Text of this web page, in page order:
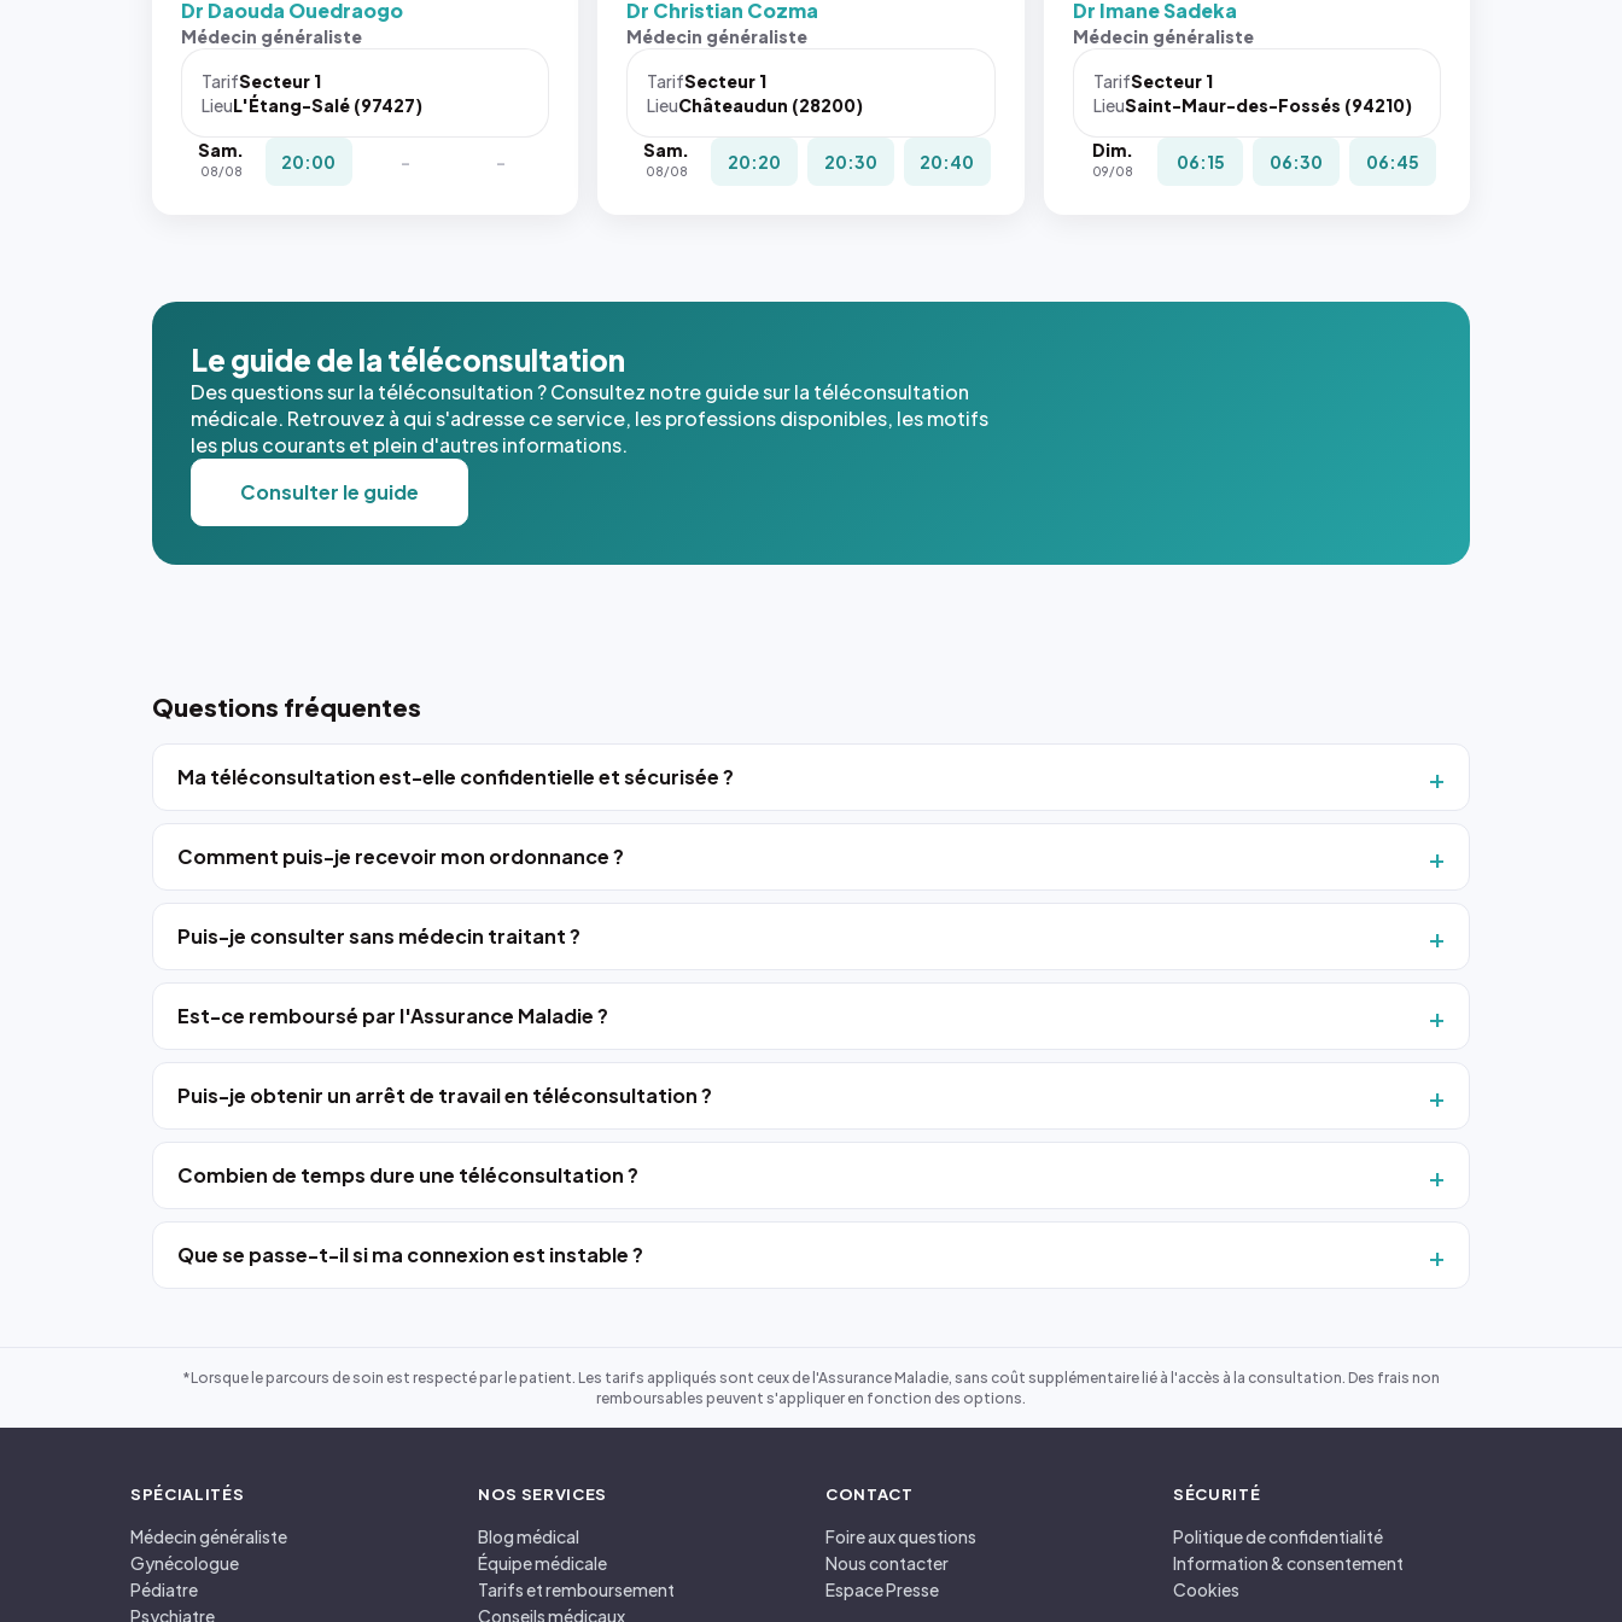
Dr Daouda Ouedraogo
Médecin généraliste
TarifSecteur 1
LieuL'Étang-Salé (97427)
Sam.
08/08 20:00 - -
Sans ces
navigateur
pas la
place, et
cas. #}
Dr Christian Cozma
Médecin généraliste
TarifSecteur 1
LieuChâteaudun (28200)
Sam.
08/08 20:20 20:30 20:40
Sans ces
navigateur
pas la
place, et
Dr Imane Sadeka
Médecin généraliste
TarifSecteur 1
LieuSaint-Maur-des-Fossés (94210)
Dim.
09/08 06:15 06:30 06:45
Le guide de la téléconsultation
Des questions sur la téléconsultation ? Consultez notre guide sur la téléconsultation
médicale. Retrouvez à qui s'adresse ce service, les professions disponibles, les motifs
les plus courants et plein d'autres informations.
Consulter le guide
Questions fréquentes
Ma téléconsultation est-elle confidentielle et sécurisée ?
Comment puis-je recevoir mon ordonnance ?
Puis-je consulter sans médecin traitant ?
Est-ce remboursé par l'Assurance Maladie ?
Puis-je obtenir un arrêt de travail en téléconsultation ?
Combien de temps dure une téléconsultation ?
Que se passe-t-il si ma connexion est instable ?
*Lorsque le parcours de soin est respecté par le patient. Les tarifs appliqués sont ceux de l'Assurance Maladie, sans coût supplémentaire lié à l'accès à la consultation. Des frais non
remboursables peuvent s'appliquer en fonction des options.
SPÉCIALITÉS
Médecin généraliste
Gynécologue
Pédiatre
Psychiatre
NOS SERVICES
Blog médical
Équipe médicale
Tarifs et remboursement
Conseils médicaux
CONTACT
Foire aux questions
Nous contacter
Espace Presse
SÉCURITÉ
Politique de confidentialité
Information & consentement
Cookies